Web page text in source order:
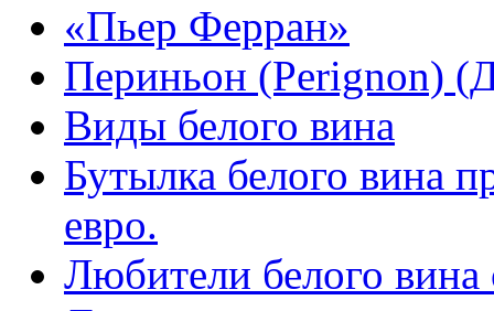
«Пьер Ферран»
Периньон (Perignon)
Виды белого вина
Бутылка белого вина
евро.
Любители белого